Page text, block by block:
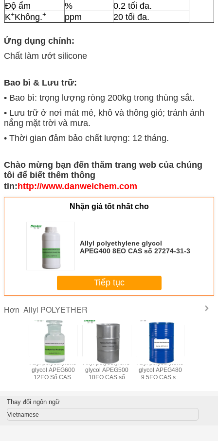
Độ ẩm
%
0.2 tối đa.
K+Không.+ ppm 20 tối đa.
Ứng dụng chính:
Chất làm ướt silicone
Bao bì & Lưu trữ:
• Bao bì: trọng lượng ròng 200kg trong thùng sắt.
• Lưu trữ ở nơi mát mẻ, khô và thông gió; tránh ánh
nắng mặt trời và mưa.
• Thời gian đảm bảo chất lượng: 12 tháng.
Chào mừng bạn đến thăm trang web của chúng
tôi để biết thêm thông
tin:http://www.danweichem.com
Nhận giá tốt nhất cho
Allyl polyethylene glycol
APEG400 8EO CAS số 27274-31-3
Tiếp tục
Hơn Allyl POLYETHER
Allyl polyethylene
glycol APEG600
12EO Số CAS.
Allyl polyethylene
glycol APEG500
10EO CAS số
Allyl polyethylene
glycol APEG480
9.5EO CAS số
Thay đổi ngôn ngữ
Vietnamese